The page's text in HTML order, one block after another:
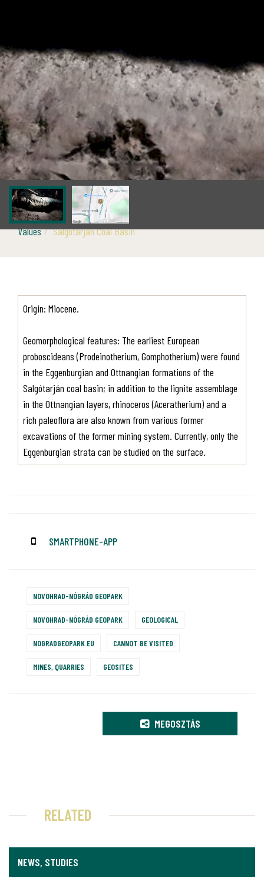
Values Salgótarján Coal Basin
Origin: Miocene.
Geomorphological features: The earliest European
proboscideans (Prodeinotherium, Gomphotherium) were found
in the Eggenburgian and Ottnangian formations of the
Salgótarján coal basin; in addition to the lignite assemblage
in the Ottnangian layers, rhinoceros (Aceratherium) and a
rich paleoflora are also known from various former
excavations of the former mining system. Currently, only the
Eggenburgian strata can be studied on the surface.
SMARTPHONE-APP
NOVOHRAD-NÓGRÁD GEOPARK
NOVOHRAD-NÓGRÁD GEOPARK GEOLOGICAL
NOGRADGEOPARK.EU CANNOT BE VISITED
MINES, QUARRIES GEOSITES
MEGOSZTÁS
RELATED
NEWS, STUDIES